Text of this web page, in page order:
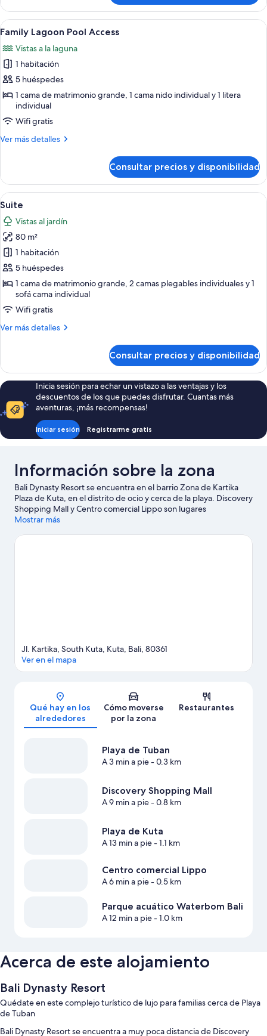
Family
Abrir
todas
las
fotos
de
Family
Lagoon
Pool
Access
Habitación de hotel con literas,
5
Family Lagoon Pool Access
Vistas a la laguna
1 habitación
5 huéspedes
1 cama de matrimonio grande, 1 cama nido individual y 1 litera
individual
Wifi gratis
Ver más detalles
Más
Lagoon
Pool
Access
Consultar precios y disponibilidad
Abrir
todas
las
fotos
de
Suite
Una habitación de hotel moderna
6
Suite
Vistas al jardín
80 m²
1 habitación
5 huéspedes
1 cama de matrimonio grande, 2 camas plegables individuales y 1
sofá cama individual
Wifi gratis
Ver más detalles
Más
Consultar precios y disponibilidad
Inicia sesión para echar un vistazo a las ventajas y los
descuentos de los que puedes disfrutar. Cuantas más
aventuras, ¡más recompensas!
Iniciar sesión Registrarme gratis
Información sobre la zona
Bali Dynasty Resort se encuentra en el barrio Zona de Kartika
Plaza de Kuta, en el distrito de ocio y cerca de la playa. Discovery
Shopping Mall y Centro comercial Lippo son lugares
imprescindibles para los amantes de las tiendas; añádelos a tu
Kuta y Playa de Tuban. ¿Viajas con niños? Si es así, una buena
Mostrar más
Mapa
Jl. Kartika, South Kuta, Kuta, Bali, 80361
Ver en el mapa
Qué hay en los
alrededores
Cómo moverse
por la zona
Restaurantes
Playa de Tuban
A 3 min a pie- 0.3 km
Discovery Shopping Mall
A 9 min a pie- 0.8 km
Playa de Kuta
A 13 min a pie- 1.1 km
Centro comercial Lippo
A 6 min a pie- 0.5 km
Parque acuático Waterbom Bali
A 12 min a pie- 1.0 km
Acerca de este alojamiento
Bali Dynasty Resort
Quédate en este complejo turístico de lujo para familias cerca de Playa
de Tuban
Bali Dynasty Resort se encuentra a muy poca distancia de Discovery